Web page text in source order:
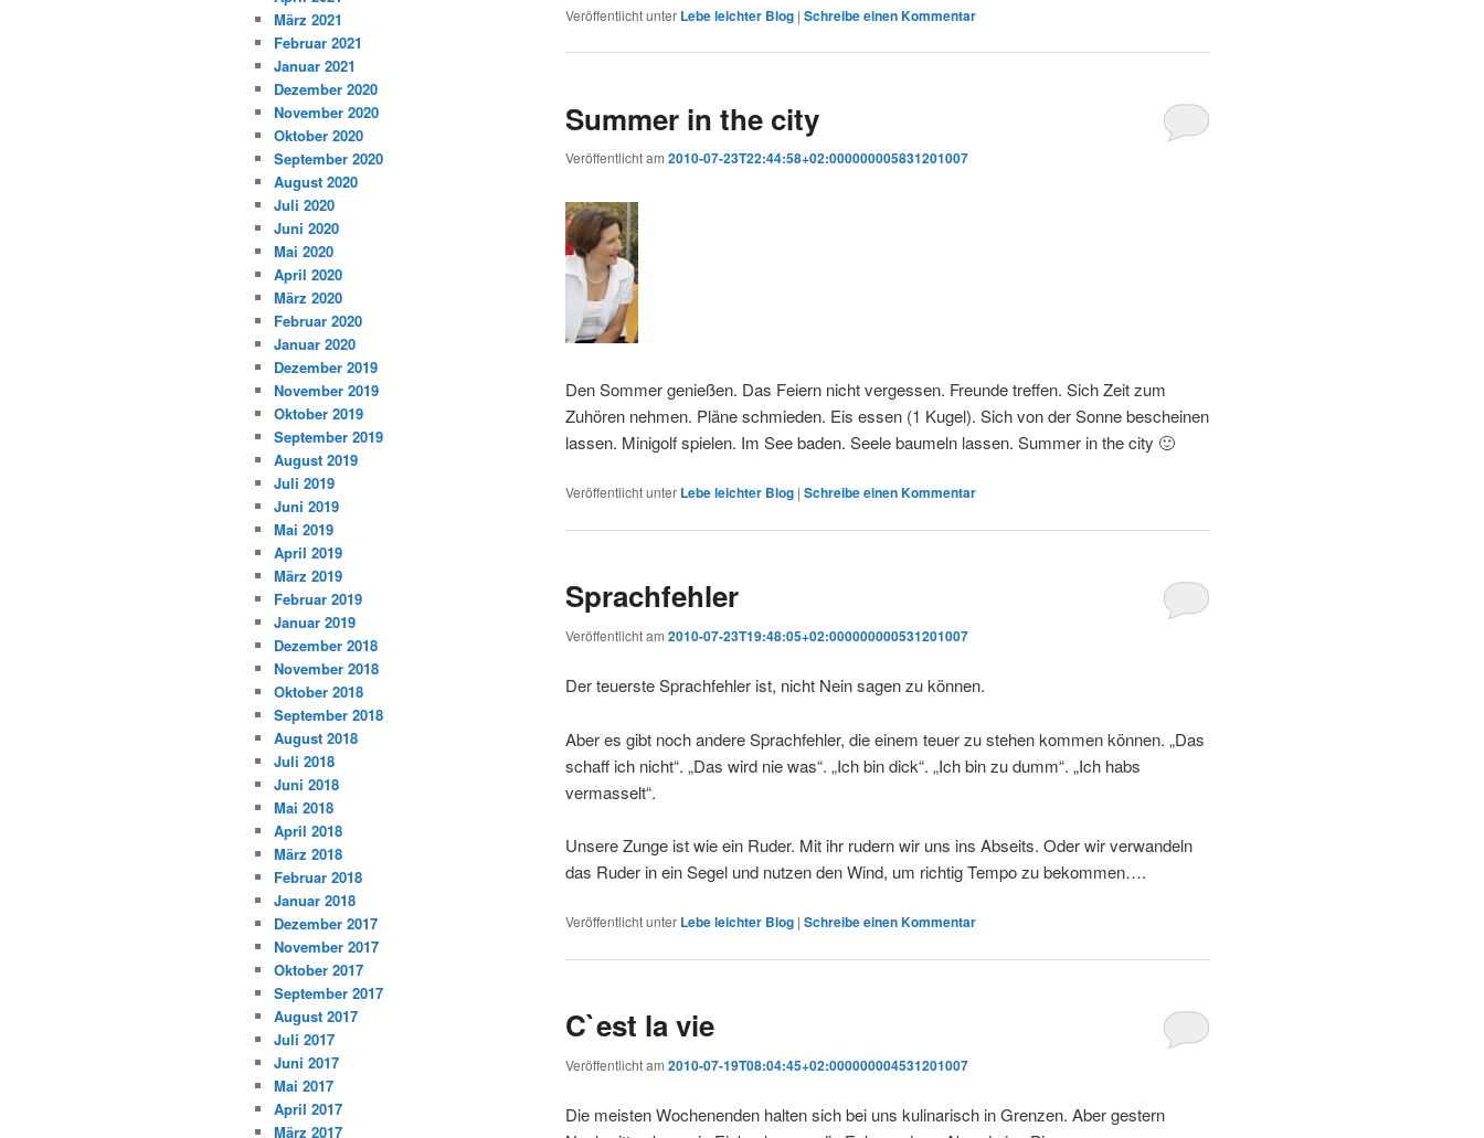
Veröffentlicht unter Lebe leichter Blog | Schreibe einen Kommentar
Summer in the city
Veröffentlicht am 2010-07-23T22:44:58+02:000000005831201007
Den Sommer genießen. Das Feiern nicht vergessen. Freunde treffen. Sich Zeit zum
Zuhören nehmen. Pläne schmieden. Eis essen (1 Kugel). Sich von der Sonne bescheinen
lassen. Minigolf spielen. Im See baden. Seele baumeln lassen. Summer in the city 🙂
Veröffentlicht unter Lebe leichter Blog | Schreibe einen Kommentar
Sprachfehler
Veröffentlicht am 2010-07-23T19:48:05+02:000000000531201007
Der teuerste Sprachfehler ist, nicht Nein sagen zu können.
Aber es gibt noch andere Sprachfehler, die einem teuer zu stehen kommen können. „Das
schaff ich nicht“. „Das wird nie was“. „Ich bin dick“. „Ich bin zu dumm“. „Ich habs
vermasselt“.
Unsere Zunge ist wie ein Ruder. Mit ihr rudern wir uns ins Abseits. Oder wir verwandeln
das Ruder in ein Segel und nutzen den Wind, um richtig Tempo zu bekommen….
Veröffentlicht unter Lebe leichter Blog | Schreibe einen Kommentar
C`est la vie
Veröffentlicht am 2010-07-19T08:04:45+02:000000004531201007
Die meisten Wochenenden halten sich bei uns kulinarisch in Grenzen. Aber gestern
März 2021
Februar 2021
Januar 2021
Dezember 2020
November 2020
Oktober 2020
September 2020
August 2020
Juli 2020
Juni 2020
Mai 2020
April 2020
März 2020
Februar 2020
Januar 2020
Dezember 2019
November 2019
Oktober 2019
September 2019
August 2019
Juli 2019
Juni 2019
Mai 2019
April 2019
März 2019
Februar 2019
Januar 2019
Dezember 2018
November 2018
Oktober 2018
September 2018
August 2018
Juli 2018
Juni 2018
Mai 2018
April 2018
März 2018
Februar 2018
Januar 2018
Dezember 2017
November 2017
Oktober 2017
September 2017
August 2017
Juli 2017
Juni 2017
Mai 2017
April 2017
März 2017